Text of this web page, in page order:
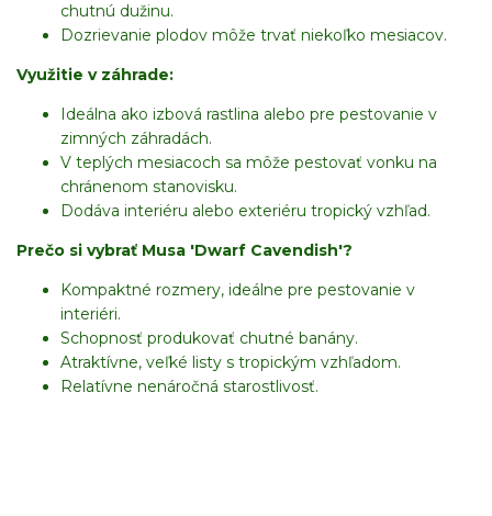
chutnú dužinu.
Dozrievanie plodov môže trvať niekoľko mesiacov.
Využitie v záhrade:
Ideálna ako izbová rastlina alebo pre pestovanie v
zimných záhradách.
V teplých mesiacoch sa môže pestovať vonku na
chránenom stanovisku.
Dodáva interiéru alebo exteriéru tropický vzhľad.
Prečo si vybrať Musa 'Dwarf Cavendish'?
Kompaktné rozmery, ideálne pre pestovanie v
interiéri.
Schopnosť produkovať chutné banány.
Atraktívne, veľké listy s tropickým vzhľadom.
Relatívne nenáročná starostlivosť.